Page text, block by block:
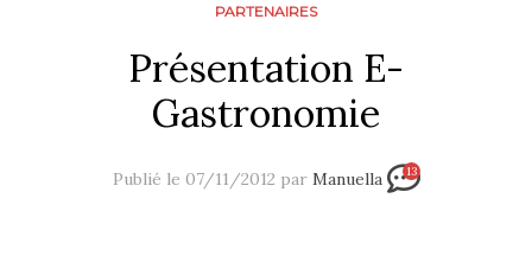
PARTENAIRES
Présentation E-
Gastronomie
Publié le 07/11/2012 par Manuella 13